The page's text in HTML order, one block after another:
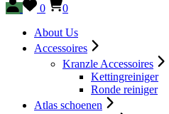
0
0
About Us
Accessoires
Kranzle Accessoires
Kettingreiniger
Ronde reiniger
Atlas schoenen